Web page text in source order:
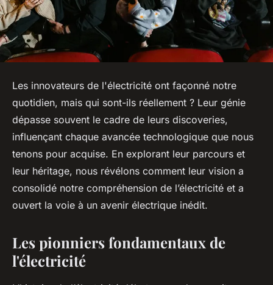
Les innovateurs de l'électricité ont façonné notre
quotidien, mais qui sont-ils réellement ? Leur génie
dépasse souvent le cadre de leurs discoveries,
influençant chaque avancée technologique que nous
tenons pour acquise. En explorant leur parcours et
leur héritage, nous révélons comment leur vision a
consolidé notre compréhension de l’électricité et a
ouvert la voie à un avenir électrique inédit.
Les pionniers fondamentaux de
l'électricité